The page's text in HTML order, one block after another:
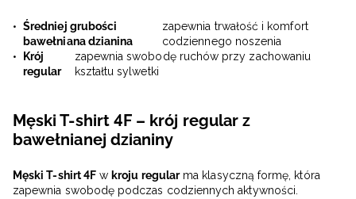
Średniej grubości
bawełniana dzianina
zapewnia trwałość i komfort
codziennego noszenia
Krój
regular
zapewnia swobodę ruchów przy zachowaniu
kształtu sylwetki
Męski T-shirt 4F – krój regular z
bawełnianej dzianiny
Męski T-shirt 4F w kroju regularma klasyczną formę, która
zapewnia swobodę podczas codziennych aktywności.